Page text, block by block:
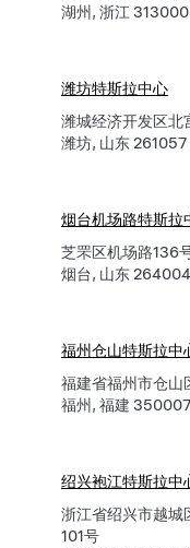
湖州, 浙江 313000
潍坊特斯拉中心
潍城经济开发区
潍坊, 山东 261057
烟台机场路特斯拉
芝罘区机场路136
烟台, 山东 264004
福州仓山特斯拉中
福建省福州市仓山
福州, 福建 350007
绍兴袍江特斯拉中
浙江省绍兴市越城
101号